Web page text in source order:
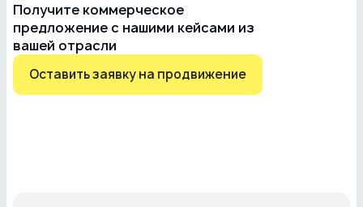
Получите коммерческое
предложение с нашими кейсами из
вашей отрасли
Оставить заявку на продвижение